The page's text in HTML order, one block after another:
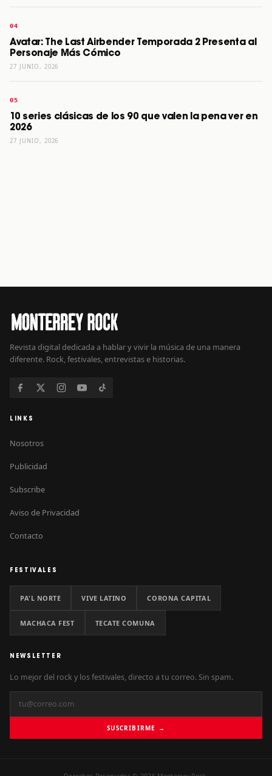
Avatar: The Last Airbender Temporada 2 Presenta al
Personaje Más Cómico
27 JUNIO, 2026
10 series clásicas de los 90 que valen la pena ver en
2026
27 JUNIO, 2026
Revista digital dedicada a hablar y vivir la música de una manera
diferente. Rock, festivales, entrevistas e historias.
LINKS
Nosotros
Publicidad
Subscribe
Aviso de Privacidad
Contacto
FESTIVALES
PA'L NORTE VIVE LATINO CORONA CAPITAL
MACHACA FEST TECATE COMUNA
NEWSLETTER
Lo mejor del rock y los festivales, directo a tu correo. Sin spam.
SUSCRIBIRME →